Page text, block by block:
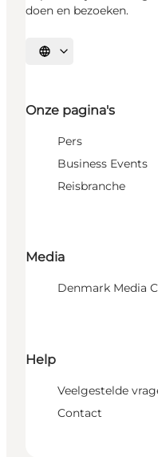
doen en bezoeken.
Selecteer taal
Onze pagina's
Pers
Business Events
Reisbranche
Media
Denmark Media
Help
Veelgestelde
Contact